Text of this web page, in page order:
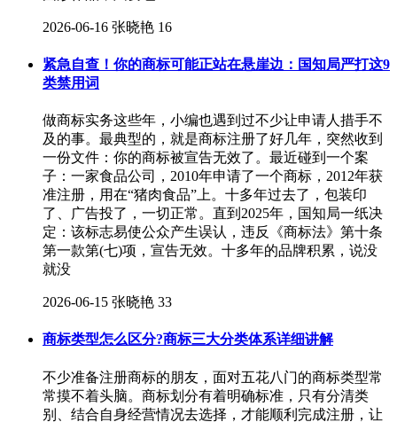
2026-06-16 张晓艳 16
紧急自查！你的商标可能正站在悬崖边：国知局严打这9
类禁用词
做商标实务这些年，小编也遇到过不少让申请人措手不
及的事。最典型的，就是商标注册了好几年，突然收到
一份文件：你的商标被宣告无效了。最近碰到一个案
子：一家食品公司，2010年申请了一个商标，2012年获
准注册，用在“猪肉食品”上。十多年过去了，包装印
了、广告投了，一切正常。直到2025年，国知局一纸决
定：该标志易使公众产生误认，违反《商标法》第十条
第一款第(七)项，宣告无效。十多年的品牌积累，说没
就没
2026-06-15 张晓艳 33
商标类型怎么区分?商标三大分类体系详细讲解
不少准备注册商标的朋友，面对五花八门的商标类型常
常摸不着头脑。商标划分有着明确标准，只有分清类
别、结合自身经营情况去选择，才能顺利完成注册，让